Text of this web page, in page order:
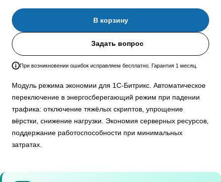
В корзину
Задать вопрос
При возникновении ошибок исправляем бесплатно. Гарантия 1 месяц.
Модуль режима экономии для 1С-Битрикс. Автоматическое
переключение в энергосберегающий режим при падении
трафика: отключение тяжёлых скриптов, упрощение
вёрстки, снижение нагрузки. Экономия серверных ресурсов,
поддержание работоспособности при минимальных
затратах.